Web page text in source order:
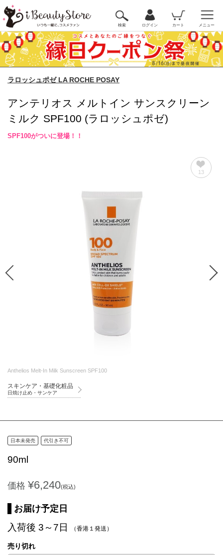
検索 ログイン カート メニュー
ラロッシュポゼ LA ROCHE POSAY
アンテリオス メルトイン サンスクリーン
ミルク SPF100 (ラロッシュポゼ)
SPF100がついに登場！！
13
Anthelios Melt-In Milk Sunscreen SPF100
スキンケア・基礎化粧品
日焼け止め・サンケア
日本未発売 代引き不可
90ml
価格 ¥6,240(税込)
お届け予定日
入荷後 3～7日 （香港１発送）
売り切れ